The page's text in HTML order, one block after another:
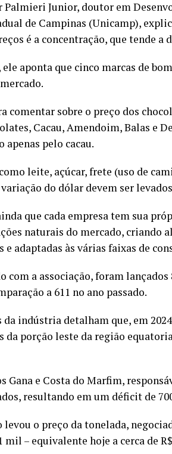
Palmieri Junior, doutor em
de Campinas (Unicamp),
é a concentração, que tende
aponta que cinco marcas de
comentar sobre o preço dos
Cacau, Amendoim, Balas e
apenas pelo cacau.
leite, açúcar, frete (uso de
do dólar devem ser
que cada empresa tem sua
naturais do mercado, criando
e adaptadas às várias faixas de
com a associação, foram
a 611 no ano passado.
da indústria detalham que, em
da porção leste da região
Gana e Costa do Marfim,
resultando em um déficit de
o preço da tonelada,
mil – equivalente hoje a cerca de